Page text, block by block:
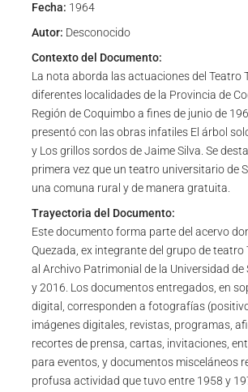
Fecha: 1964
Autor: Desconocido
Contexto del Documento:
La nota aborda las actuaciones del Teatro
diferentes localidades de la Provincia de
Región de Coquimbo a fines de junio de
presentó con las obras infatiles El árbol
y Los grillos sordos de Jaime Silva. Se
primera vez que un teatro universitario de
una comuna rural y de manera gratuita.
Trayectoria del Documento:
Este documento forma parte del acervo
Quezada, ex integrante del grupo de teatro
al Archivo Patrimonial de la Universidad de
y 2016. Los documentos entregados, en
digital, corresponden a fotografías
imágenes digitales, revistas, programas,
recortes de prensa, cartas, invitaciones,
para eventos, y documentos misceláneos
profusa actividad que tuvo entre 1958 y